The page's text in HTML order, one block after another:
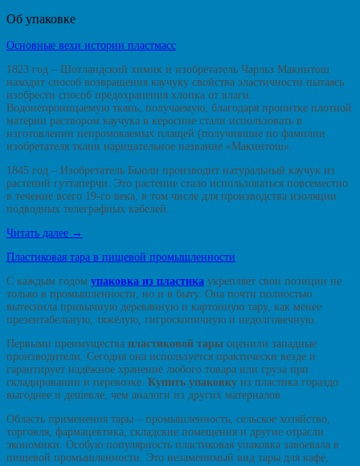
Об упаковке
Основные вехи истории пластмасс
1823 год – Шотландский химик и изобретатель Чарльз Макинтош
находит способ возвращения каучуку свойства эластичности пытаясь
изобрести способ предохранения хлопка от влаги.
Водонепроницаемую ткань, получаемую, благодаря пропитке плотной
материи раствором каучука в керосине стали использовать в
изготовлении непромокаемых плащей (получившие по фамилии
изобретателя ткани нарицательное название «Макинтош».
1845 год – Изобретатель Бьюли производит натуральный каучук из
растений гуттаперчи. Это растение стало использоваться повсеместно
в течение всего 19-го века, в том числе для производства изоляции
подводных телеграфных кабелей.
Читать далее →
Пластиковая тара в пищевой промышленности
С каждым годом упаковка из пластика укрепляет свои позиции не
только в промышленности, но и в быту. Она почти полностью
вытеснила привычную деревянную и картонную тару, как менее
презентабельную, тяжёлую, гигроскопичную и недолговечную.
Первыми преимущества пластиковой тары оценили западные
производители. Сегодня она используется практически везде и
гарантирует надёжное хранение любого товара или груза при
складировании и перевозке. Купить упаковку из пластика гораздо
выгоднее и дешевле, чем аналоги из других материалов.
Область применения тары – промышленность, сельское хозяйство,
торговля, фармацевтика, складские помещения и другие отрасли
экономики. Особую популярность пластиковая упаковка завоевала в
пищевой промышленности. Это незаменимый вид тары для кафе,